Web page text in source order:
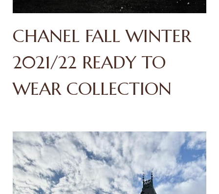
CHANEL FALL WINTER
2021/22 READY TO
WEAR COLLECTION